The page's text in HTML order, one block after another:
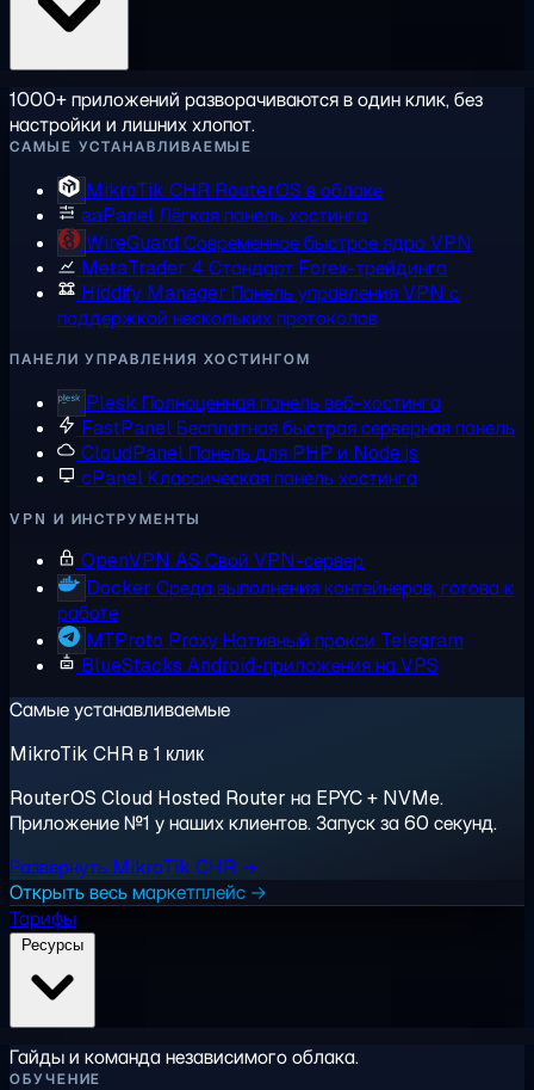
1000+ приложений разворачиваются в один клик, без
настройки и лишних хлопот.
САМЫЕ УСТАНАВЛИВАЕМЫЕ
MikroTik CHR RouterOS в облаке
aaPanelЛёгкая панель хостинга
WireGuard Современное быстрое ядро VPN
MetaTrader 4 Стандарт Forex-трейдинга
Hiddify Manager Панель управления VPN с
поддержкой нескольких протоколов
ПАНЕЛИ УПРАВЛЕНИЯ ХОСТИНГОМ
Plesk Полноценная панель веб-хостинга
FastPanelБесплатная быстрая серверная панель
CloudPanel Панель для PHP и Node.js
cPanelКлассическая панель хостинга
VPN И ИНСТРУМЕНТЫ
OpenVPN AS Свой VPN-сервер
Docker Среда выполнения контейнеров, готова к
работе
MTProto ProxyНативный прокси Telegram
BlueStacks Android-приложения на VPS
Самые устанавливаемые
MikroTik CHR в 1 клик
RouterOS Cloud Hosted Router на EPYC + NVMe.
Приложение №1 у наших клиентов. Запуск за 60 секунд.
Развернуть MikroTik CHR →
Открыть весь маркетплейс →
Тарифы
Гайды и команда независимого облака.
ОБУЧЕНИЕ